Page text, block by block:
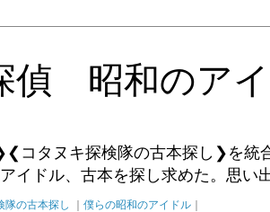
偵 昭和のア
コタヌキ探検隊の古本探し❯を統
イドル、古本を探し求めた。思い
隊の古本探し 僕らの昭和のアイドル